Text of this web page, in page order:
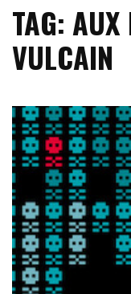
TAG: AUX
VULCAIN